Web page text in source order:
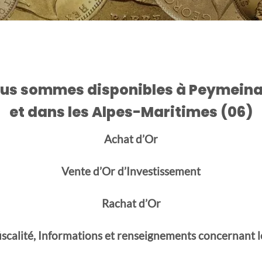
sommes disponibles à
et dans les Alpes-Maritimes (06)
Achat d’Or
Vente d’Or d’Investissement
Rachat d’Or
Informations et renseignements concernant